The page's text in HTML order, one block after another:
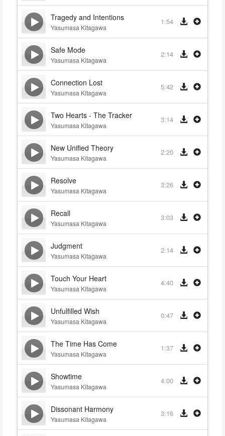
Tragedy and Intentions
Yasumasa Kitagawa
1:54
Safe Mode
Yasumasa Kitagawa
2:14
Connection Lost
Yasumasa Kitagawa
5:42
Two Hearts - The Tracker
Yasumasa Kitagawa
3:14
New Unified Theory
Yasumasa Kitagawa
2:20
Resolve
Yasumasa Kitagawa
3:26
Recall
Yasumasa Kitagawa
3:03
Judgment
Yasumasa Kitagawa
2:14
Touch Your Heart
Yasumasa Kitagawa
4:40
Unfulfilled Wish
Yasumasa Kitagawa
0:47
The Time Has Come
Yasumasa Kitagawa
1:37
Showtime
Yasumasa Kitagawa
4:00
Dissonant Harmony
Yasumasa Kitagawa
3:16